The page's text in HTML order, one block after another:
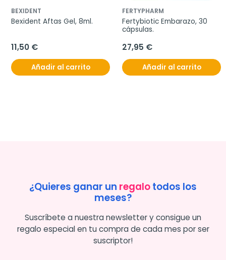
BEXIDENT
Bexident Aftas Gel, 8ml.
11,50 €
Añadir al carrito
FERTYPHARM
Fertybiotic Embarazo, 30
cápsulas.
27,95 €
Añadir al carrito
¿Quieres ganar un regalotodos los
meses?
Suscríbete a nuestra newsletter y consigue un
regalo especial en tu compra de cada mes por ser
suscriptor!